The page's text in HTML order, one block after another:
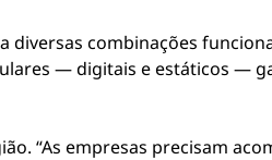
diversas combinações
— digitais e estáticos —
“As empresas precisam